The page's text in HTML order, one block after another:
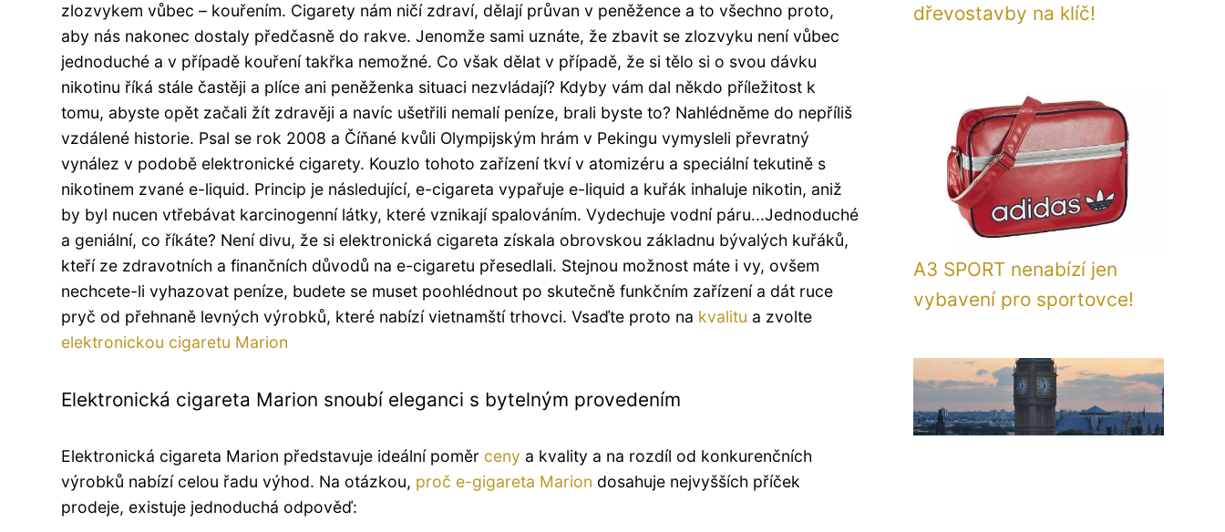
zlozvykem vůbec – kouřením. Cigarety nám ničí zdraví, dělají průvan v peněžence a to všechno proto,
aby nás nakonec dostaly předčasně do rakve. Jenomže sami uznáte, že zbavit se zlozvyku není vůbec
jednoduché a v případě kouření takřka nemožné. Co však dělat v případě, že si tělo si o svou dávku
nikotinu říká stále častěji a plíce ani peněženka situaci nezvládají? Kdyby vám dal někdo příležitost k
tomu, abyste opět začali žít zdravěji a navíc ušetřili nemalí peníze, brali byste to? Nahlédněme do nepříliš
vzdálené historie. Psal se rok 2008 a Číňané kvůli Olympijským hrám v Pekingu vymysleli převratný
vynález v podobě elektronické cigarety. Kouzlo tohoto zařízení tkví v atomizéru a speciální tekutině s
nikotinem zvané e-liquid. Princip je následující, e-cigareta vypařuje e-liquid a kuřák inhaluje nikotin, aniž
by byl nucen vtřebávat karcinogenní látky, které vznikají spalováním. Vydechuje vodní páru...Jednoduché
a geniální, co říkáte? Není divu, že si elektronická cigareta získala obrovskou základnu bývalých kuřáků,
kteří ze zdravotních a finančních důvodů na e-cigaretu přesedlali. Stejnou možnost máte i vy, ovšem
nechcete-li vyhazovat peníze, budete se muset poohlédnout po skutečně funkčním zařízení a dát ruce
pryč od přehnaně levných výrobků, které nabízí vietnamští trhovci. Vsaďte proto na kvalitu a zvolte
elektronickou cigaretu Marion
Elektronická cigareta Marion snoubí eleganci s bytelným provedením
Elektronická cigareta Marion představuje ideální poměr ceny a kvality a na rozdíl od konkurenčních
výrobků nabízí celou řadu výhod. Na otázkou, proč e-gigareta Marion dosahuje nejvyšších příček
prodeje, existuje jednoduchá odpověď:
dřevostavby na klíč!
A3 SPORT nenabízí jen
vybavení pro sportovce!